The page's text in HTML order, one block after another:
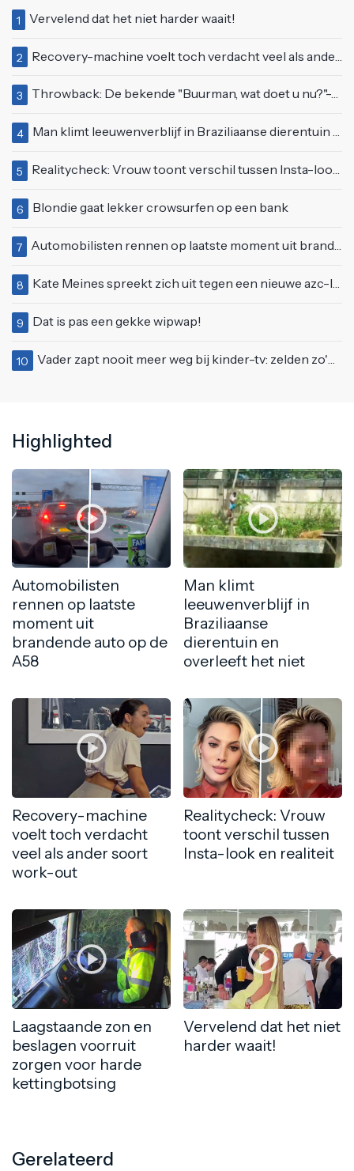
1 Vervelend dat het niet harder waait!
2 Recovery-machine voelt toch verdacht veel als ander soort work-out
3 Throwback: De bekende "Buurman, wat doet u nu?"-scène uit Flodder met Tatjana Šimić
4 Man klimt leeuwenverblijf in Braziliaanse dierentuin en overleeft het niet
5 Realitycheck: Vrouw toont verschil tussen Insta-look en realiteit
6 Blondie gaat lekker crowsurfen op een bank
7 Automobilisten rennen op laatste moment uit brandende auto op de A58
8 Kate Meines spreekt zich uit tegen een nieuwe azc-locatie in Lisse
9 Dat is pas een gekke wipwap!
10 Vader zapt nooit meer weg bij kinder-tv: zelden zo'n 'beweeglijke' kikker gezien
Highlighted
Automobilisten
rennen op laatste
moment uit
brandende auto op de
A58
Man klimt
leeuwenverblijf in
Braziliaanse
dierentuin en
overleeft het niet
Recovery-machine
voelt toch verdacht
veel als ander soort
work-out
Realitycheck: Vrouw
toont verschil tussen
Insta-look en realiteit
Laagstaande zon en
beslagen voorruit
zorgen voor harde
kettingbotsing
Vervelend dat het niet
harder waait!
Gerelateerd